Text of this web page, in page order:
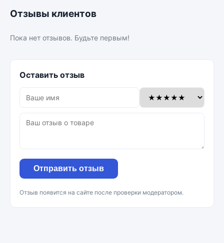
Отзывы клиентов
Пока нет отзывов. Будьте первым!
Оставить отзыв
Отправить отзыв
Отзыв появится на сайте после проверки модератором.